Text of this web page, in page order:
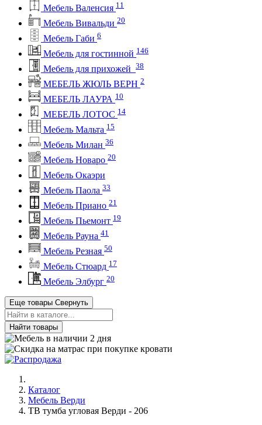
Мебель Валенсия 11
Мебель Вивальди 20
Мебель Габи 6
Мебель для гостинной 146
Мебель для прихожей 38
МЕБЕЛЬ ЖЮЛЬ ВЕРН 2
МЕБЕЛЬ ЛАУРА 10
МЕБЕЛЬ ЛОТОС 14
Мебель Мальта 15
Мебель Милан 36
Мебель Новаро 20
Мебель Окаэри
Мебель Паола 33
Мебель Приано 21
Мебель Пьемонт 19
Мебель Рауна 41
Мебель Резная 50
Мебель Стюард 17
Мебель Элбург 20
Еще товары Свернуть
Найти товары
Каталог
Мебель Верди
ТВ тумба угловая Верди - 206